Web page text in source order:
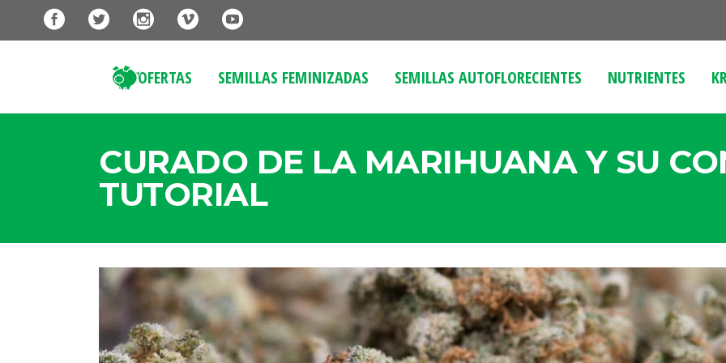
OFERTAS SEMILLAS FEMINIZADAS SEMILLAS AUTOFLORECIENTES NUTRIENTES
CURADO DE LA MARIHUANA Y SU
TUTORIAL